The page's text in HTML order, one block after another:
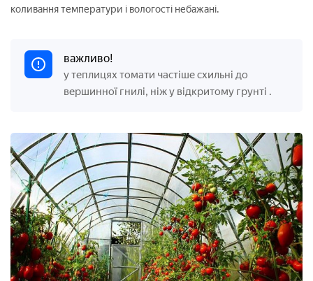
коливання температури і вологості небажані.
важливо!
у теплицях томати частіше схильні до
вершинної гнилі, ніж у відкритому грунті .